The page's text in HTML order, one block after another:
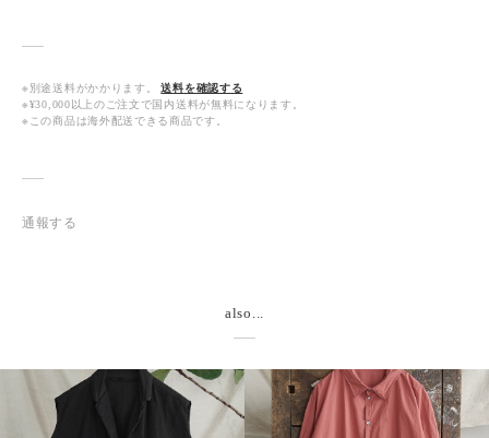
※別途送料がかかります。
送料を確認する
※¥30,000以上のご注文で国内送料が無料になります。
※この商品は海外配送できる商品です。
通報する
also...